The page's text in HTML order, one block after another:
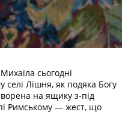
сьогодні
селі Лішня, як подяка Богу
на ящику з-під
Римському — жест, що